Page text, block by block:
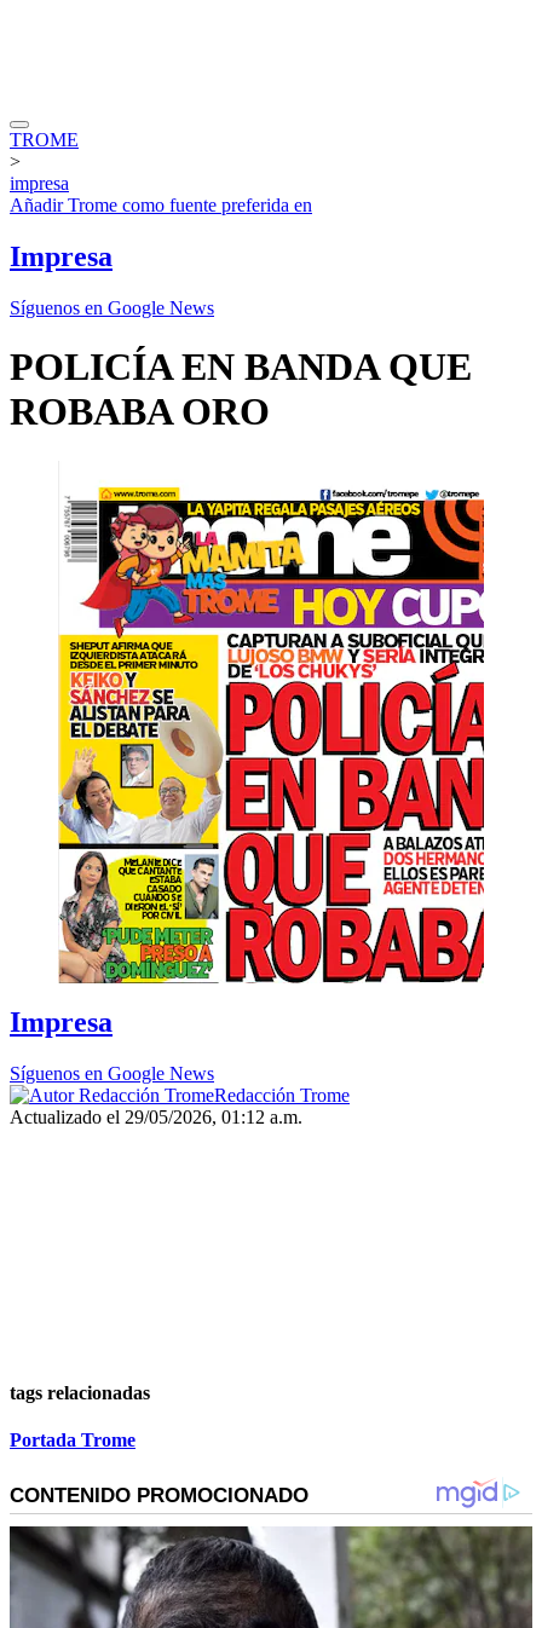
TROME
>
impresa
AñadirTrome como fuente preferida en
Impresa
Síguenos en Google News
POLICÍA EN BANDA QUE
ROBABA ORO
Impresa
Síguenos en Google News
Redacción Trome
Actualizado el 29/05/2026, 01:12 a.m.
tags relacionadas
Portada Trome